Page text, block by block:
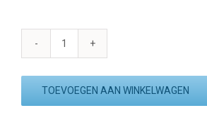
YONEX
SOCK
TOEVOEGEN AAN WINKELWAGEN